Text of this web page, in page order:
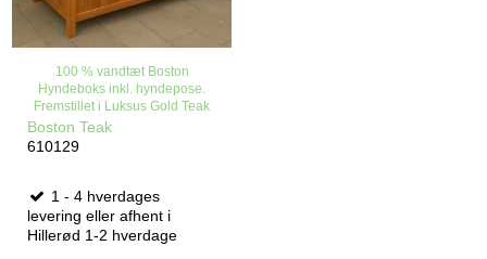
100 % vandtæt Boston
Hyndeboks inkl. hyndepose.
Fremstillet i Luksus Gold Teak
Boston Teak
610129
1 - 4 hverdages
levering eller afhent i
Hillerød 1-2 hverdage